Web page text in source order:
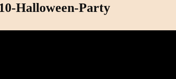
Halloween-Party